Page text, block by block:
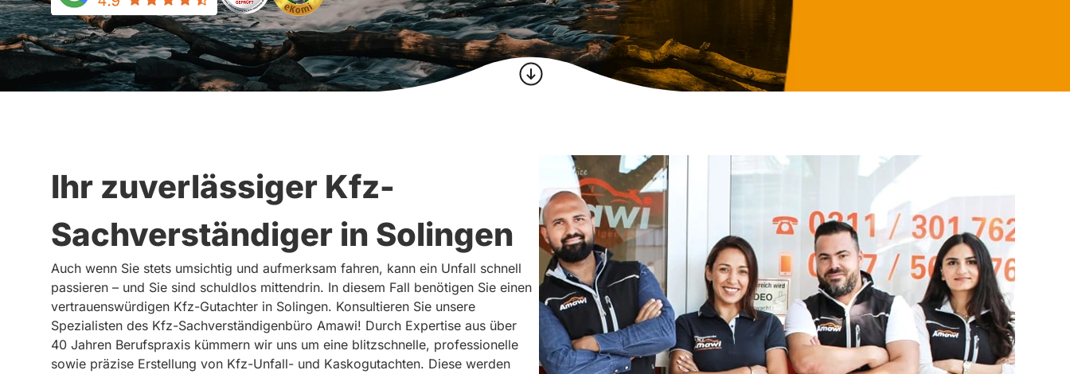
Ihr zuverlässiger Kfz-
Sachverständiger in Solingen
Auch wenn Sie stets umsichtig und aufmerksam fahren, kann ein Unfall schnell
passieren – und Sie sind schuldlos mittendrin. In diesem Fall benötigen Sie einen
vertrauenswürdigen Kfz-Gutachter in Solingen. Konsultieren Sie unsere
Spezialisten des Kfz-Sachverständigenbüro Amawi! Durch Expertise aus über
40 Jahren Berufspraxis kümmern wir uns um eine blitzschnelle, professionelle
sowie präzise Erstellung von Kfz-Unfall- und Kaskogutachten. Diese werden